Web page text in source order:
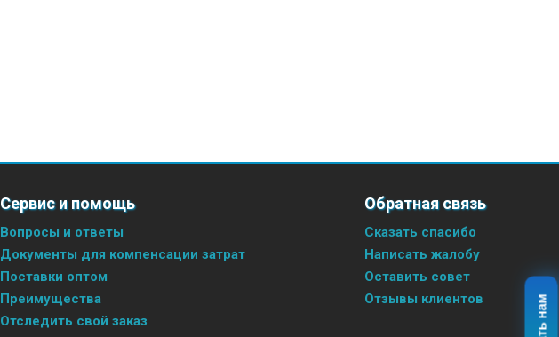
Сервис и помощь
Вопросы и ответы
Документы для компенсации затрат
Поставки оптом
Преимущества
Отследить свой заказ
Обратная связь
Сказать спасибо
Написать жалобу
Оставить совет
Отзывы клиентов